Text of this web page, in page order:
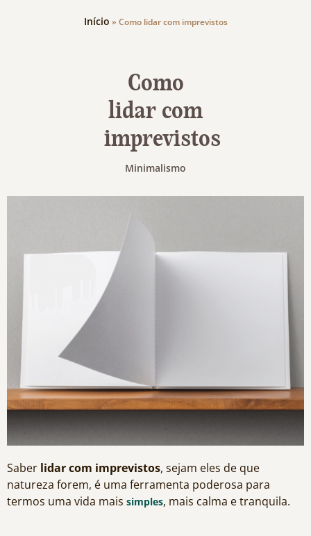
Início » Como lidar com imprevistos
Como
lidar com
imprevistos
Minimalismo
Saber lidar com imprevistos, sejam eles de que
natureza forem, é uma ferramenta poderosa para
termos uma vida mais simples, mais calma e tranquila.